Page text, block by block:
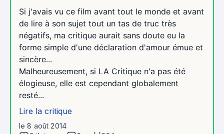
Si j'avais vu ce film avant tout le monde et avant
de lire à son sujet tout un tas de truc très
négatifs, ma critique aurait sans doute eu la
forme simple d'une déclaration d'amour émue et
sincère...
Malheureusement, si LA Critique n'a pas été
élogieuse, elle est cependant globalement
resté...
Lire la critique
le 8 août 2014